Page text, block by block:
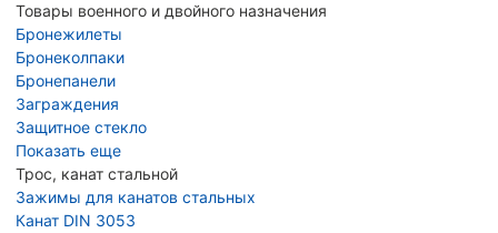
Товары военного и двойного назначения
Бронежилеты
Бронеколпаки
Бронепанели
Заграждения
Защитное стекло
Показать еще
Трос, канат стальной
Зажимы для канатов стальных
Канат DIN 3053